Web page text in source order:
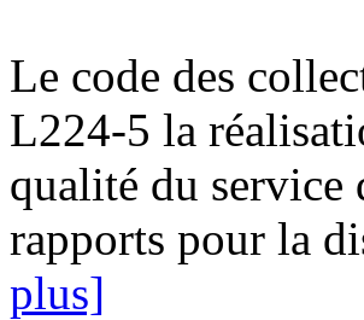
Le code des
L224-5 la
qualité du service
rapports pour la
plus]